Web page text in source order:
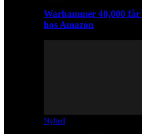
Warhammer 40,000
hos Amazon
Nyhed